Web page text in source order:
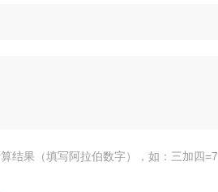
结果（填写阿拉伯数字），如：三加四=7